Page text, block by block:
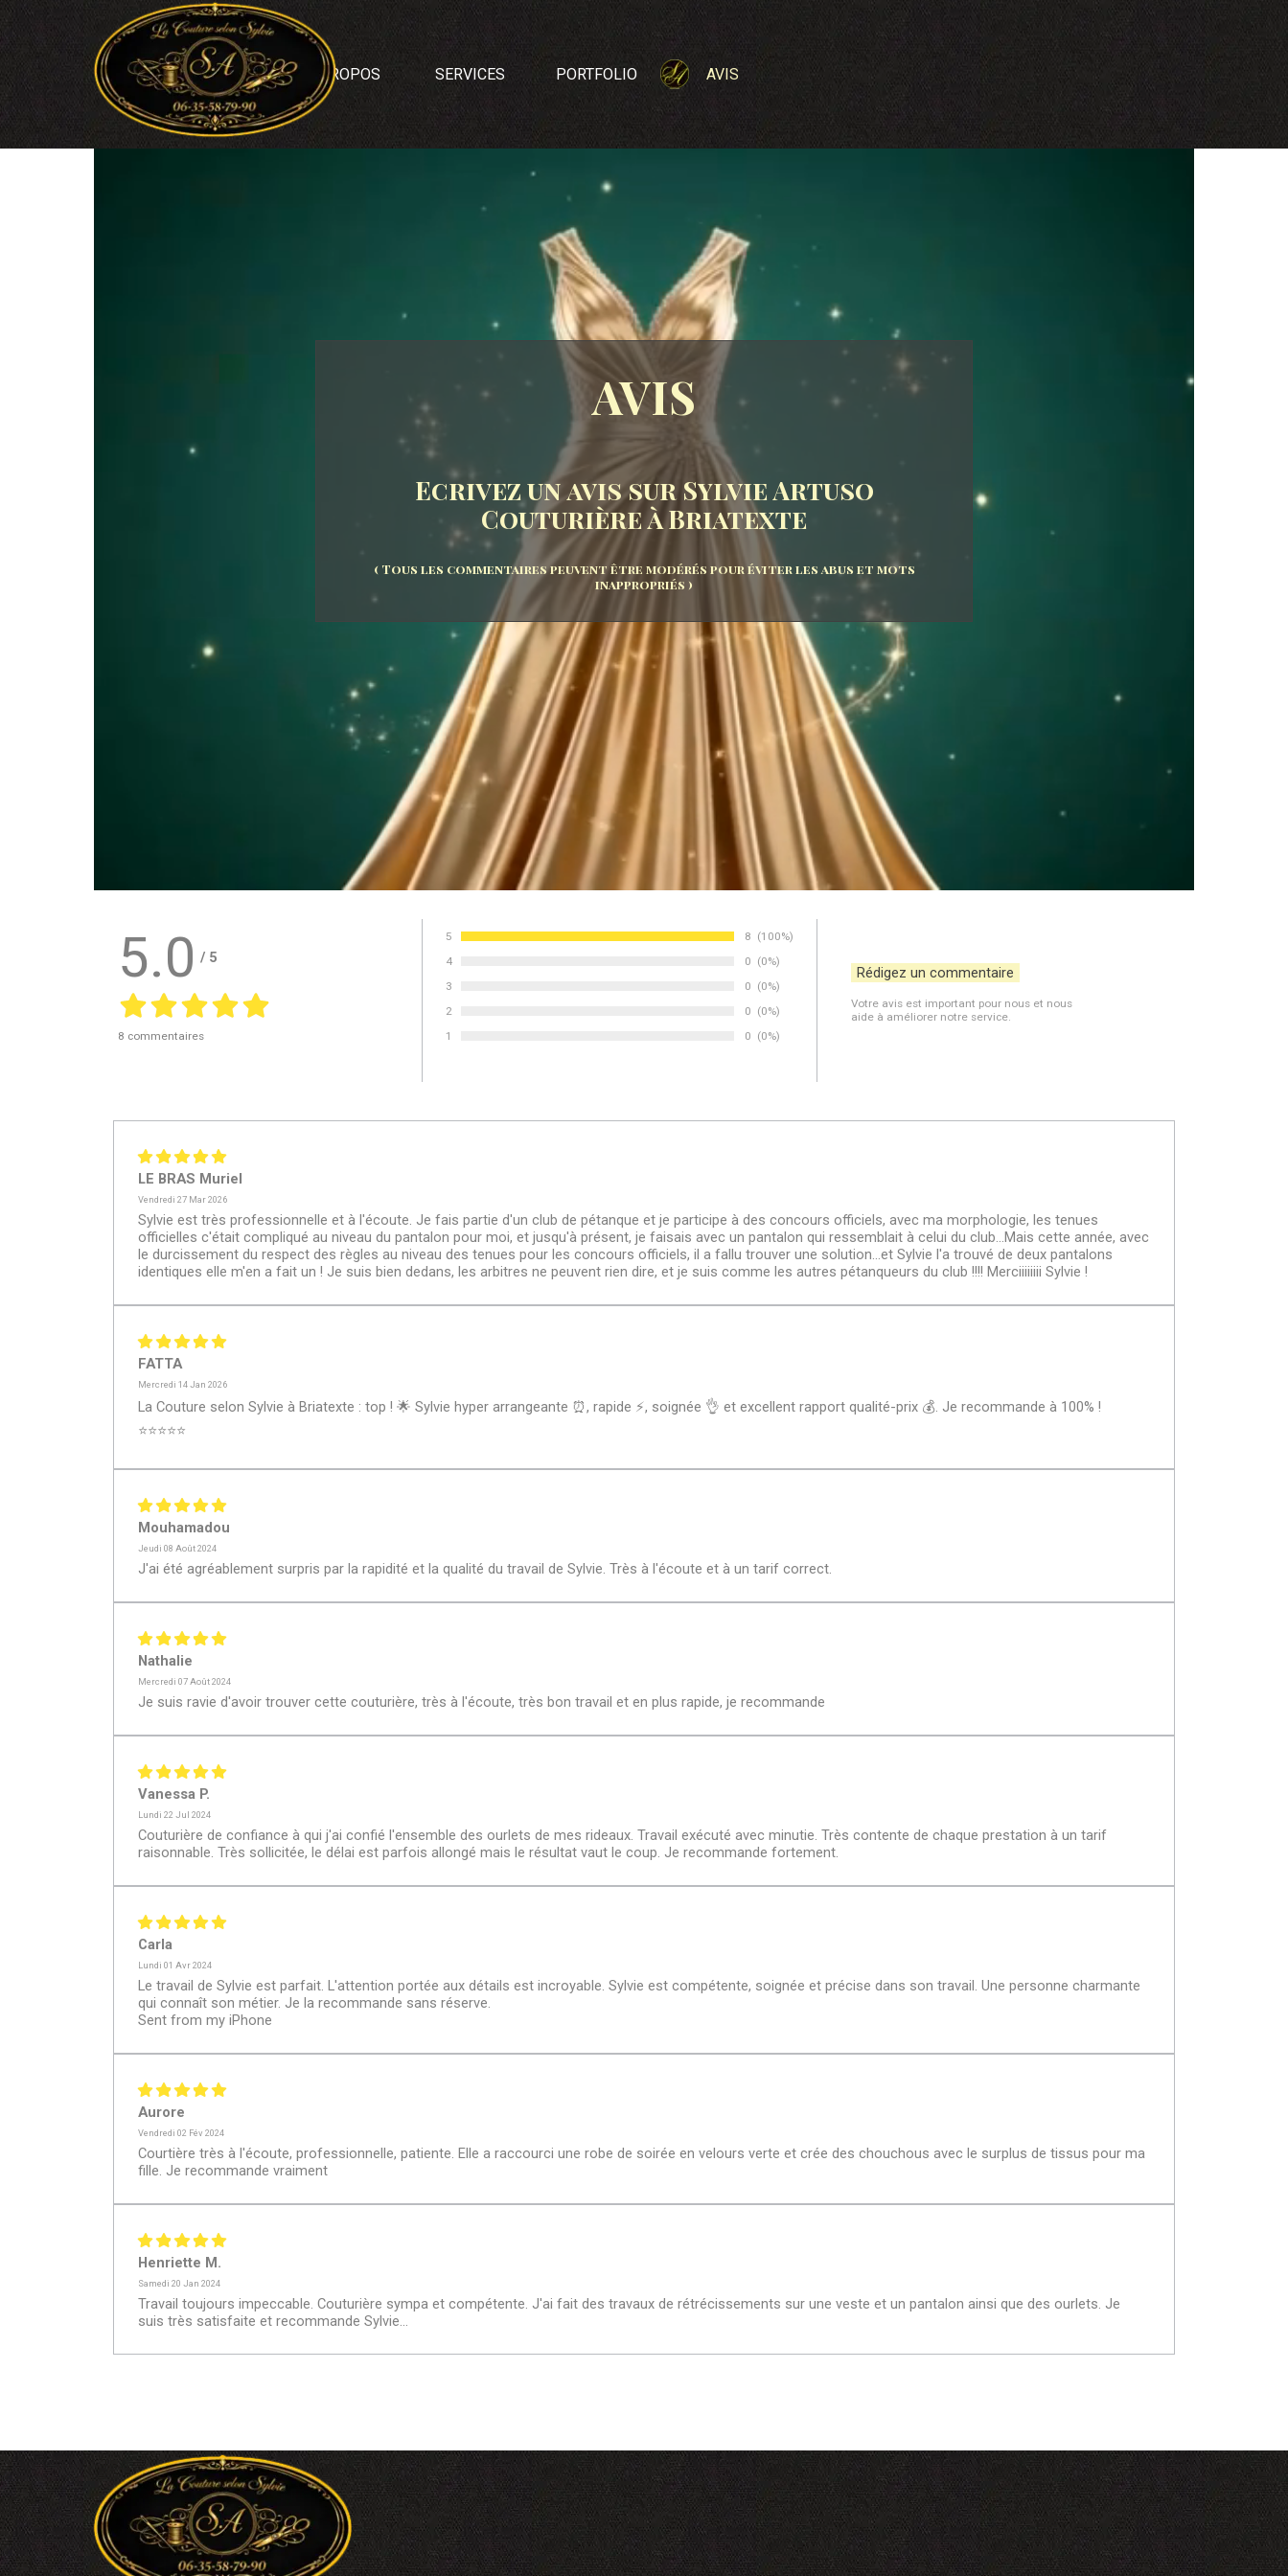
Aller au contenu
Sauter le menu
ACCUEIL A PROPOS SERVICES PORTFOLIO AVIS
AVIS
Ecrivez un avissurSylvie Artuso
Couturière à Briatexte
( Tous les commentaires peuvent être modérés pour éviter les abus et mots
inappropriés )
5.0 / 5
8 commentaires
5 Nombre de votes :
8 Pourcentage des évaluations:
(100%)
4 Nombre de votes :
0 Pourcentage des évaluations:
(0%)
3 Nombre de votes :
0 Pourcentage des évaluations:
(0%)
2 Nombre de votes :
0 Pourcentage des évaluations:
(0%)
1 Nombre de votes :
0 Pourcentage des évaluations:
(0%)
Votre avis est important pour nous et nous
aide à améliorer notre service.
LE BRAS Muriel
Vendredi 27 Mar 2026
Sylvie est très professionnelle et à l'écoute. Je fais partie d'un club de pétanque et je participe à des concours officiels, avec ma morphologie, les tenues
officielles c'était compliqué au niveau du pantalon pour moi, et jusqu'à présent, je faisais avec un pantalon qui ressemblait à celui du club...Mais cette année, avec
le durcissement du respect des règles au niveau des tenues pour les concours officiels, il a fallu trouver une solution...et Sylvie l'a trouvé de deux pantalons
identiques elle m'en a fait un ! Je suis bien dedans, les arbitres ne peuvent rien dire, et je suis comme les autres pétanqueurs du club !!!! Merciiiiiiii Sylvie !
FATTA
Mercredi 14 Jan 2026
La Couture selon Sylvie à Briatexte : top ! 🌟 Sylvie hyper arrangeante ⏰, rapide ⚡, soignée 👌 et excellent rapport qualité-prix 💰. Je recommande à 100% !
⭐⭐⭐⭐⭐
Mouhamadou
Jeudi 08 Août 2024
J'ai été agréablement surpris par la rapidité et la qualité du travail de Sylvie. Très à l'écoute et à un tarif correct.
Nathalie
Mercredi 07 Août 2024
Je suis ravie d'avoir trouver cette couturière, très à l'écoute, très bon travail et en plus rapide, je recommande
Vanessa P.
Lundi 22 Jul 2024
Couturière de confiance à qui j'ai confié l'ensemble des ourlets de mes rideaux. Travail exécuté avec minutie. Très contente de chaque prestation à un tarif
raisonnable. Très sollicitée, le délai est parfois allongé mais le résultat vaut le coup. Je recommande fortement.
Carla
Lundi 01 Avr 2024
Le travail de Sylvie est parfait. L'attention portée aux détails est incroyable. Sylvie est compétente, soignée et précise dans son travail. Une personne charmante
qui connaît son métier. Je la recommande sans réserve.
Sent from my iPhone
Aurore
Vendredi 02 Fév 2024
Courtière très à l'écoute, professionnelle, patiente. Elle a raccourci une robe de soirée en velours verte et crée des chouchous avec le surplus de tissus pour ma
fille. Je recommande vraiment
Henriette M.
Samedi 20 Jan 2024
Travail toujours impeccable. Couturière sympa et compétente. J'ai fait des travaux de rétrécissements sur une veste et un pantalon ainsi que des ourlets. Je
suis très satisfaite et recommande Sylvie...